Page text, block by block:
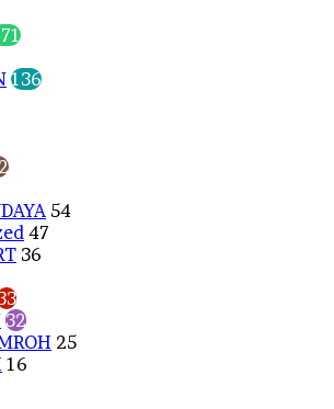
136
54
47
36
32
25
16